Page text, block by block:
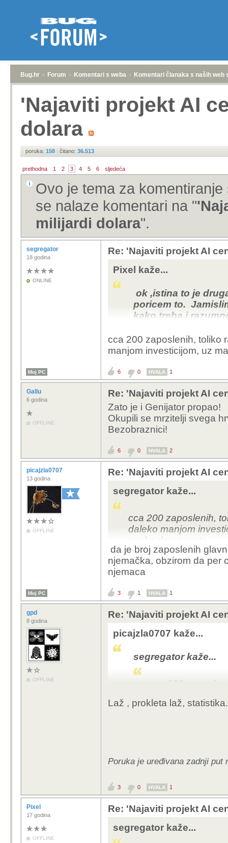
Bug.hr » Forum » Komentari s weba » Komentari članaka s naših web
'Najaviti projekt AI
dolara
poruka: 158 | čitano: 36.513
prethodna 1 2 3 4 5 6 sljedeća
Ovo je tema za
se nalaze komentari na "
milijardi dolara".
segregator
18 godina
ONLINE
Re: 'Najaviti projekt AI
Pixel kaže...
ok ,istina to je
poricem to.
kako treba i
nemaju i pricaju
jako zahtjevan , ali
barem neko
ovakvi radovi,
podupirucih
cca 200 zaposlenih, toliko
manjom investicijom, uz
Moj PC 6 0 HVALA 1
Gallu
6 godina
OFFLINE
Re: 'Najaviti projekt AI
Zato je i Genijator propao!
Okupili se mrzitelji svega
Bezobraznici!
6 0 HVALA 2
picajzla0707
13 godina
OFFLINE
Re: 'Najaviti projekt AI
segregator kaže...
cca 200 zaposlenih,
daleko manjom
svake druge vrste
da je broj zaposlenih
njemačka, obzirom da per
njemaca
Moj PC 3 1 HVALA 1
gpd
8 godina
OFFLINE
Re: 'Najaviti projekt AI
picajzla0707 kaže...
segregator kaže...
cca 200
ekoloških i svake
Laž , prokleta laž, statistika.
Poruka je uređivana zadnji put
3 0 HVALA 1
Pixel
17 godina
OFFLINE
Re: 'Najaviti projekt AI
segregator kaže...